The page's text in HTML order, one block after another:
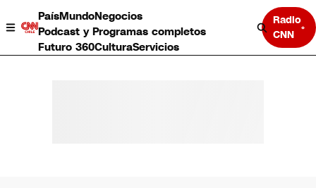
PaísMundoNegocios
Podcast y Programas completos
Futuro 360CulturaServicios
Radio
CNN